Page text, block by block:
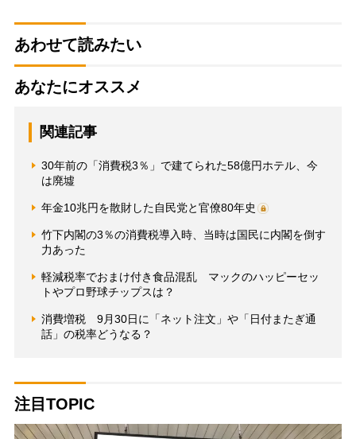
あわせて読みたい
あなたにオススメ
関連記事
30年前の「消費税3％」で建てられた58億円ホテル、今
は廃墟
年金10兆円を散財した自民党と官僚80年史
竹下内閣の3％の消費税導入時、当時は国民に内閣を倒す
力あった
軽減税率でおまけ付き食品混乱 マックのハッピーセッ
トやプロ野球チップスは？
消費増税 9月30日に「ネット注文」や「日付またぎ通
話」の税率どうなる？
注目TOPIC